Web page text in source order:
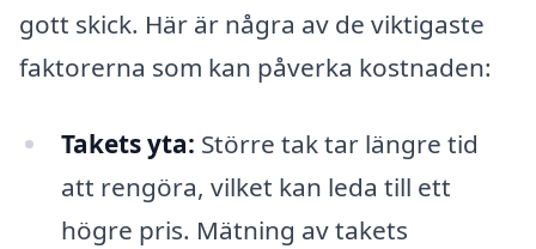
gott skick. Här är några av de viktigaste
faktorerna som kan påverka kostnaden:
Takets yta: Större tak tar längre tid
att rengöra, vilket kan leda till ett
högre pris. Mätning av takets